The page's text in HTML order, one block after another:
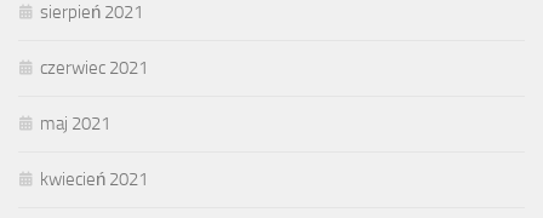
sierpień 2021
czerwiec 2021
maj 2021
kwiecień 2021